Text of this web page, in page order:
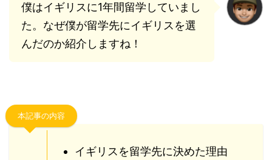
僕はイギリスに1年間留学していまし
た。なぜ僕が留学先にイギリスを選
んだのか紹介しますね！
本記事の内容
イギリスを留学先に決めた理由